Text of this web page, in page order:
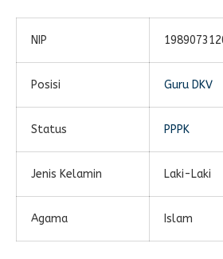
NIP
Posisi Guru DKV
Status PPPK
Jenis Kelamin Laki-Laki
Agama Islam